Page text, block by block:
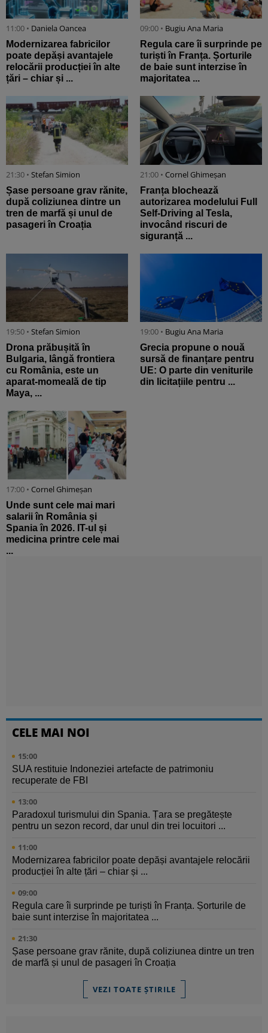
11:00 • Daniela Oancea
Modernizarea fabricilor
poate depăși avantajele
relocării producției în alte
țări – chiar și ...
09:00 • Bugiu ⁠Ana Maria
Regula care îi surprinde pe
turiști în Franța. Șorturile
de baie sunt interzise în
majoritatea ...
21:30 • Stefan Simion
Șase persoane grav rănite,
după coliziunea dintre un
tren de marfă și unul de
pasageri în Croația
21:00 • Cornel Ghimeșan
Franța blochează
autorizarea modelului Full
Self-Driving al Tesla,
invocând riscuri de
siguranță ...
19:50 • Stefan Simion
Drona prăbușită în
Bulgaria, lângă frontiera
cu România, este un
aparat-momeală de tip
Maya, ...
19:00 • Bugiu ⁠Ana Maria
Grecia propune o nouă
sursă de finanțare pentru
UE: O parte din veniturile
din licitațiile pentru ...
17:00 • Cornel Ghimeșan
Unde sunt cele mai mari
salarii în România și
Spania în 2026. IT-ul și
medicina printre cele mai
...
CELE MAI NOI
15:00
SUA restituie Indoneziei artefacte de patrimoniu
recuperate de FBI
13:00
Paradoxul turismului din Spania. Țara se pregătește
pentru un sezon record, dar unul din trei locuitori ...
11:00
Modernizarea fabricilor poate depăși avantajele relocării
producției în alte țări – chiar și ...
09:00
Regula care îi surprinde pe turiști în Franța. Șorturile de
baie sunt interzise în majoritatea ...
21:30
Șase persoane grav rănite, după coliziunea dintre un tren
de marfă și unul de pasageri în Croația
VEZI TOATE ȘTIRILE